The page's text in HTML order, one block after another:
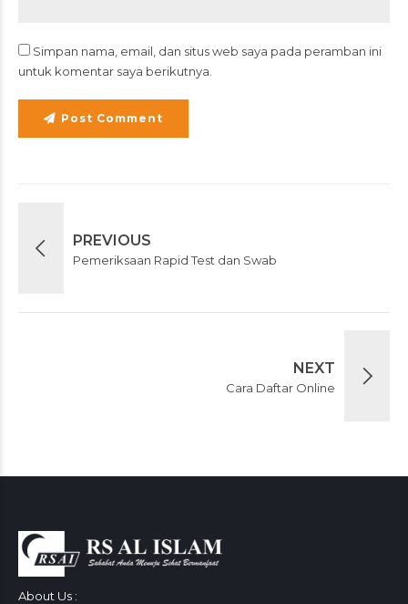
Simpan nama, email, dan situs web saya pada peramban ini
untuk komentar saya berikutnya.
Post Comment
PREVIOUS
Pemeriksaan Rapid Test dan Swab
NEXT
Cara Daftar Online
About Us :